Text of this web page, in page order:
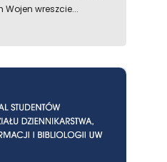
Wojen wreszcie...